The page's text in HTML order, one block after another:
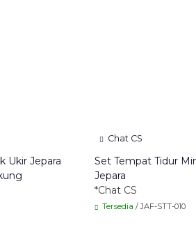
Ukir Jepara
Chat CS
Set Tempat Tidur
Jepara
*Chat CS
Tersedia / JAF-STT-010